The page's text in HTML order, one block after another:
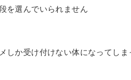
を選んでいられません
しか受け付けない体になってし